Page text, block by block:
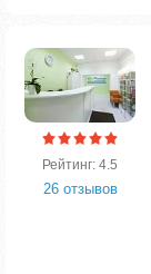
Рейтинг: 4.5
26 отзывов